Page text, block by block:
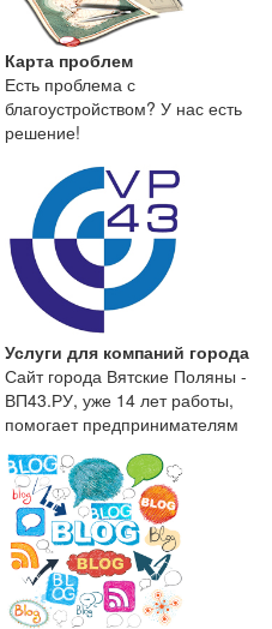
Карта проблем
Есть проблема с
благоустройством? У нас есть
решение!
Услуги для компаний города
Сайт города Вятские Поляны -
ВП43.РУ, уже 14 лет работы,
помогает предпринимателям